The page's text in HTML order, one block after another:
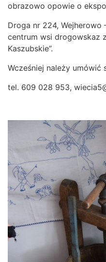
obrazowo opowie o
Droga nr 224, Wejherowo
centrum wsi drogowskaz
Kaszubskie”.
Wcześniej należy umówić
tel. 609 028 953,